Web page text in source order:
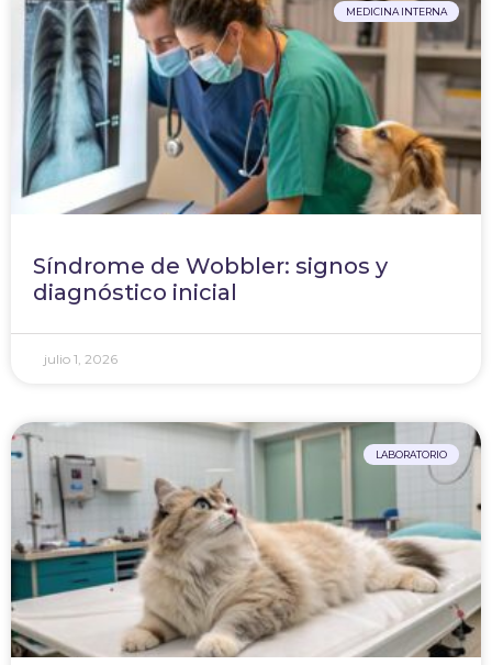
MEDICINA INTERNA
Síndrome de Wobbler: signos y
diagnóstico inicial
julio 1, 2026
LABORATORIO